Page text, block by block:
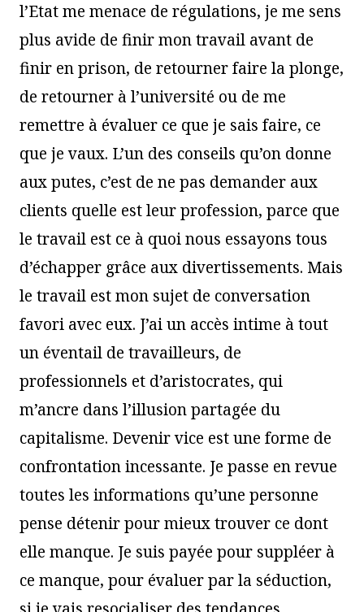
l’Etat me menace de régulations, je me sens
plus avide de finir mon travail avant de
finir en prison, de retourner faire la plonge,
de retourner à l’université ou de me
remettre à évaluer ce que je sais faire, ce
que je vaux. L’un des conseils qu’on donne
aux putes, c’est de ne pas demander aux
clients quelle est leur profession, parce que
le travail est ce à quoi nous essayons tous
d’échapper grâce aux divertissements. Mais
le travail est mon sujet de conversation
favori avec eux. J’ai un accès intime à tout
un éventail de travailleurs, de
professionnels et d’aristocrates, qui
m’ancre dans l’illusion partagée du
capitalisme. Devenir vice est une forme de
confrontation incessante. Je passe en revue
toutes les informations qu’une personne
pense détenir pour mieux trouver ce dont
elle manque. Je suis payée pour suppléer à
ce manque, pour évaluer par la séduction,